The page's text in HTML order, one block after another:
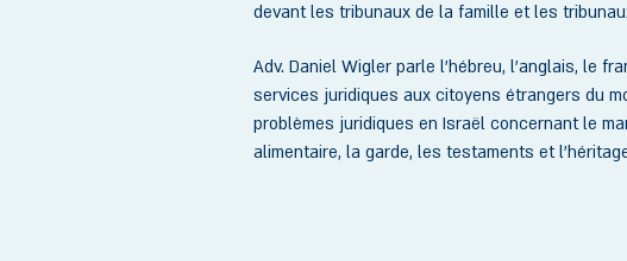
devant les tribunaux de la famille et les
Adv. Daniel Wigler parle l'hébreu, l'anglais, le
services juridiques aux citoyens étrangers du
problèmes juridiques en Israël concernant le
alimentaire, la garde, les testaments et